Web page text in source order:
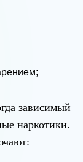
зависимый
наркотики.